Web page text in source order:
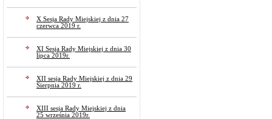
X Sesja Rady Miejskiej z dnia 27
czerwca 2019 r.
XI Sesja Rady Miejskiej z dnia 30
lipca 2019r.
XII sesja Rady Miejskiej z dnia 29
Sierpnia 2019 r.
XIII sesja Rady Miejskiej z dnia
25 września 2019r.